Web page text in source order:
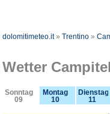
dolomitimeteo.it»Trentino »
Wetter
Sonntag
09
Montag
10
Dienstag
11